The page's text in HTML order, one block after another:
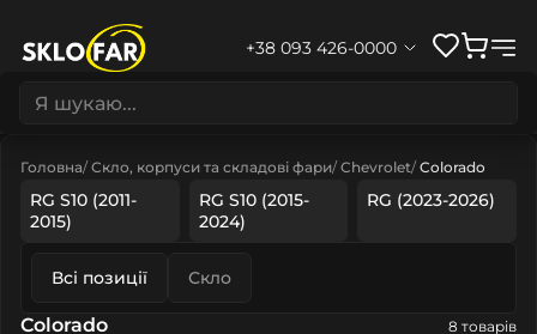
+38 093 426-0000
Головна Скло, корпуси та складові фари Chevrolet Colorado
RG S10 (2011-
2015)
RG S10 (2015-
2024)
RG (2023-2026)
Всі позиції Скло
Colorado 8 товарів